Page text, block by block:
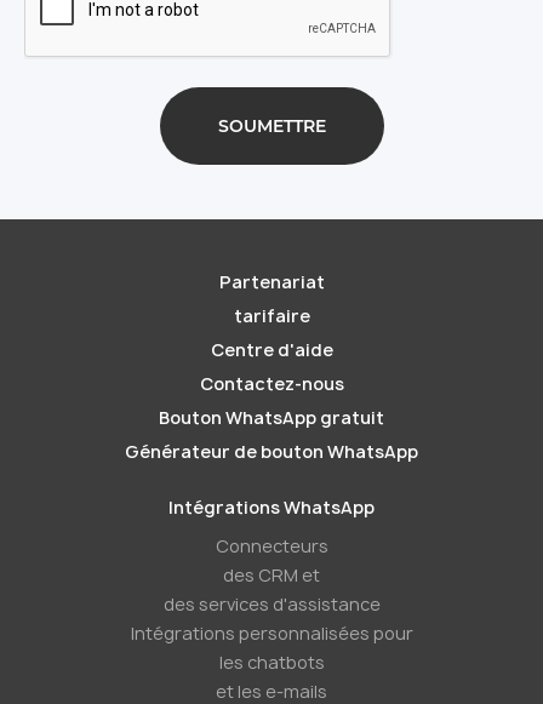
Partenariat
tarifaire
Centre d'aide
Contactez-nous
Bouton WhatsApp gratuit
Générateur de bouton WhatsApp
Intégrations WhatsApp
Connecteurs
des CRM et
des services d'assistance
Intégrations personnalisées pour
les chatbots
et les e-mails